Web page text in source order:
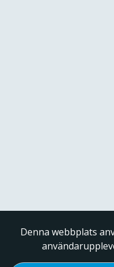
Denna webbplats